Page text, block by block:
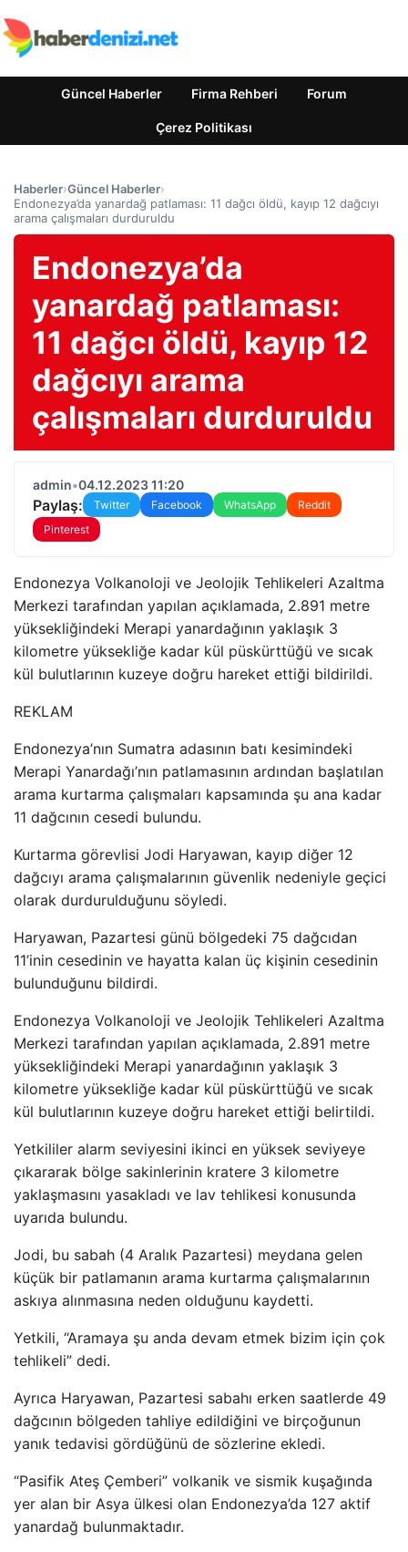
Güncel Haberler Firma Rehberi Forum
Çerez Politikası
Haberler›Güncel Haberler›
Endonezya’da yanardağ patlaması: 11 dağcı öldü, kayıp 12 dağcıyı
arama çalışmaları durduruldu
Endonezya’da
yanardağ patlaması:
11 dağcı öldü, kayıp 12
dağcıyı arama
çalışmaları durduruldu
admin•04.12.2023 11:20
Paylaş: Twitter Facebook WhatsApp
Reddit
Pinterest
Endonezya Volkanoloji ve Jeolojik Tehlikeleri Azaltma
Merkezi tarafından yapılan açıklamada, 2.891 metre
yüksekliğindeki Merapi yanardağının yaklaşık 3
kilometre yüksekliğe kadar kül püskürttüğü ve sıcak
kül bulutlarının kuzeye doğru hareket ettiği bildirildi.
REKLAM
Endonezya’nın Sumatra adasının batı kesimindeki
Merapi Yanardağı’nın patlamasının ardından başlatılan
arama kurtarma çalışmaları kapsamında şu ana kadar
11 dağcının cesedi bulundu.
Kurtarma görevlisi Jodi Haryawan, kayıp diğer 12
dağcıyı arama çalışmalarının güvenlik nedeniyle geçici
olarak durdurulduğunu söyledi.
Haryawan, Pazartesi günü bölgedeki 75 dağcıdan
11’inin cesedinin ve hayatta kalan üç kişinin cesedinin
bulunduğunu bildirdi.
Endonezya Volkanoloji ve Jeolojik Tehlikeleri Azaltma
Merkezi tarafından yapılan açıklamada, 2.891 metre
yüksekliğindeki Merapi yanardağının yaklaşık 3
kilometre yüksekliğe kadar kül püskürttüğü ve sıcak
kül bulutlarının kuzeye doğru hareket ettiği belirtildi.
Yetkililer alarm seviyesini ikinci en yüksek seviyeye
çıkararak bölge sakinlerinin kratere 3 kilometre
yaklaşmasını yasakladı ve lav tehlikesi konusunda
uyarıda bulundu.
Jodi, bu sabah (4 Aralık Pazartesi) meydana gelen
küçük bir patlamanın arama kurtarma çalışmalarının
askıya alınmasına neden olduğunu kaydetti.
Yetkili, “Aramaya şu anda devam etmek bizim için çok
tehlikeli” dedi.
Ayrıca Haryawan, Pazartesi sabahı erken saatlerde 49
dağcının bölgeden tahliye edildiğini ve birçoğunun
yanık tedavisi gördüğünü de sözlerine ekledi.
“Pasifik Ateş Çemberi” volkanik ve sismik kuşağında
yer alan bir Asya ülkesi olan Endonezya’da 127 aktif
yanardağ bulunmaktadır.